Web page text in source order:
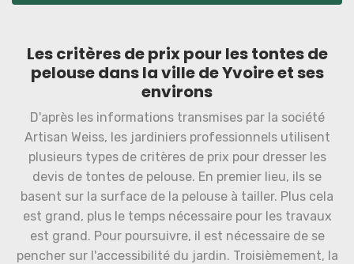
Les critères de prix pour les tontes de
pelouse dans la ville de Yvoire et ses
environs
D'après les informations transmises par la société
Artisan Weiss, les jardiniers professionnels utilisent
plusieurs types de critères de prix pour dresser les
devis de tontes de pelouse. En premier lieu, ils se
basent sur la surface de la pelouse à tailler. Plus cela
est grand, plus le temps nécessaire pour les travaux
est grand. Pour poursuivre, il est nécessaire de se
pencher sur l'accessibilité du jardin. Troisièmement, la